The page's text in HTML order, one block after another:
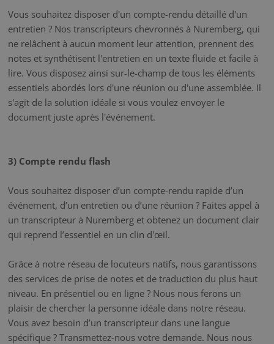
Vous souhaitez disposer d'un compte-rendu détaillé d'un
entretien ? Nos transcripteurs chevronnés à Nuremberg, qui
ne relâchent à aucun moment leur attention, prennent des
notes et synthétisent l'entretien en un texte fluide et facile à
lire. Vous disposez ainsi sur-le-champ de tous les éléments
essentiels abordés lors d'une réunion ou d'une assemblée. Il
s'agit de la solution idéale si vous voulez envoyer le
document juste après l'événement.
3) Compte rendu flash
Vous souhaitez disposer d’un compte-rendu rapide d’un
événement, d’un entretien ou d’une réunion ? Faites appel à
un transcripteur à Nuremberg et obtenez un document clair
qui reprend l’essentiel en un clin d'œil.
Grâce à notre réseau de locuteurs natifs, nous garantissons
des services de prise de notes et de traduction du plus haut
niveau. En présentiel ou en ligne ? Nous nous ferons un
plaisir de chercher la personne idéale dans notre réseau.
Vous avez besoin d’un transcripteur dans une langue
spécifique ? Transmettez-nous votre demande. Nous nous